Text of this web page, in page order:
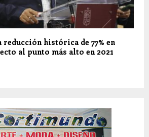
histórica de 77% en
al punto más alto en 2021